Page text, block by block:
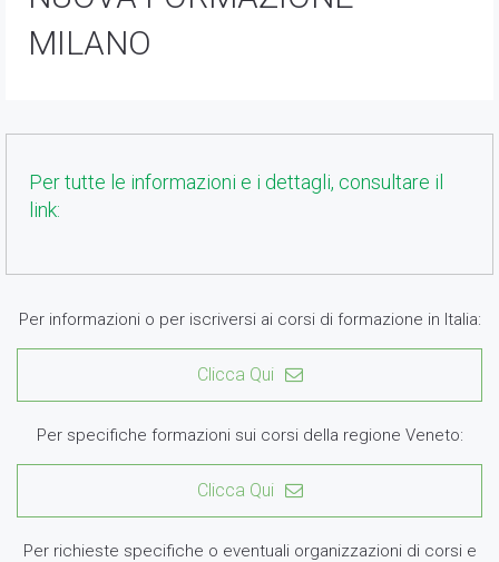
MILANO
Per tutte le informazioni e i dettagli, consultare il
link:
Per informazioni o per iscriversi ai corsi di formazione in Italia:
Clicca Qui
Per specifiche formazioni sui corsi della regione Veneto:
Clicca Qui
Per richieste specifiche o eventuali organizzazioni di corsi e